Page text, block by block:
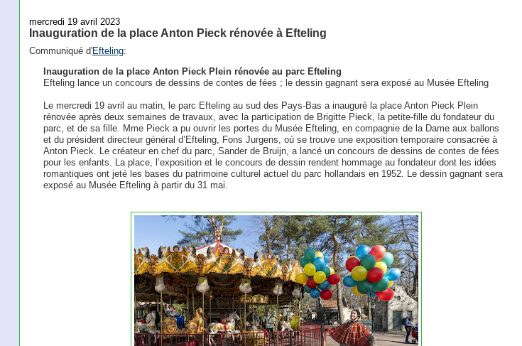
mercredi 19 avril 2023
Inauguration de la place Anton Pieck rénovée à Efteling
Communiqué d'Efteling:
Inauguration de la place Anton Pieck Plein rénovée au parc Efteling
Efteling lance un concours de dessins de contes de fées ; le dessin gagnant sera exposé au Musée Efteling
Le mercredi 19 avril au matin, le parc Efteling au sud des Pays-Bas a inauguré la place Anton Pieck Plein
rénovée après deux semaines de travaux, avec la participation de Brigitte Pieck, la petite-fille du fondateur du
parc, et de sa fille. Mme Pieck a pu ouvrir les portes du Musée Efteling, en compagnie de la Dame aux ballons
et du président directeur général d’Efteling, Fons Jurgens, où se trouve une exposition temporaire consacrée à
Anton Pieck. Le créateur en chef du parc, Sander de Bruijn, a lancé un concours de dessins de contes de fées
pour les enfants. La place, l’exposition et le concours de dessin rendent hommage au fondateur dont les idées
romantiques ont jeté les bases du patrimoine culturel actuel du parc hollandais en 1952. Le dessin gagnant sera
exposé au Musée Efteling à partir du 31 mai.